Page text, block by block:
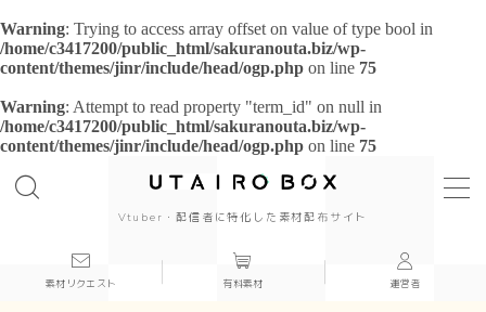
Warning: Trying to access array offset on value of type bool in
/home/c3417200/public_html/sakuranouta.biz/wp-
content/themes/jinr/include/head/ogp.php on line 75
Warning: Attempt to read property "term_id" on null in
/home/c3417200/public_html/sakuranouta.biz/wp-
content/themes/jinr/include/head/ogp.php on line 75
Vtuber・配信者に特化した素材配布サイト
background 背景
素材リクエスト 有料素材 運営者